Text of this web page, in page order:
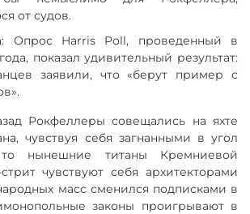
от судов.
Опрос Harris Poll, проведенный в
показал удивительный результат:
заявили, что «берут пример с
Рокфеллеры совещались на яхте
чувствуя себя загнанными в угол
то нынешние титаны Кремниевой
чувствуют себя архитекторами
масс сменился подписками в
законы проигрывают в